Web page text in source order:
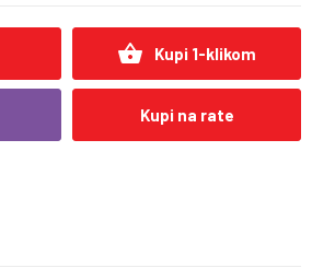
shopping_basket Kupi 1-klikom
Kupi na rate